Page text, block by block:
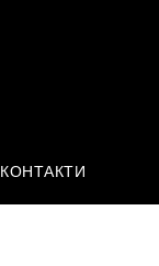
КОНТАКТИ